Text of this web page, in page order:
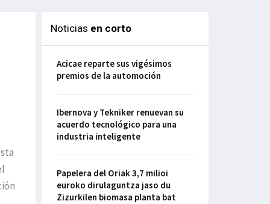
Noticias en corto
Acicae reparte sus vigésimos
premios de la automoción
Ibernova y Tekniker renuevan su
acuerdo tecnológico para una
industria inteligente
Papelera del Oriak 3,7 milioi
euroko dirulaguntza jaso du
Zizurkilen biomasa planta bat